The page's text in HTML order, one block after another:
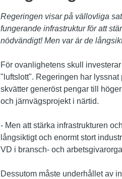
Regeringen visar på vällovliga
fungerande infrastruktur för att
nödvändigt! Men var är de
För ovanlighetens skull
"luftslott". Regeringen har
skvätter generöst pengar till
och järnvägsprojekt i närtid.
- Men att stärka infrastrukturen
långsiktigt och enormt stort
VD i bransch- och
Dessutom måste underhållet av